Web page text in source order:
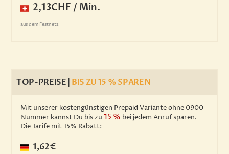
2,13CHF / Min.
aus dem Festnetz
TOP-PREISE | BIS ZU 15 % SPAREN
Mit unserer kostengünstigen Prepaid Variante ohne 0900-
Nummer kannst Du bis zu 15 % bei jedem Anruf sparen.
Die Tarife mit 15% Rabatt:
1,62€